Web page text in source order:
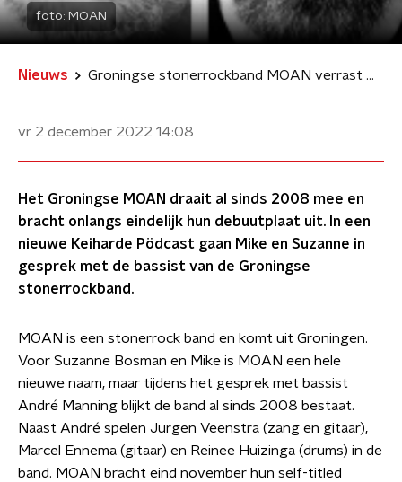
foto: MOAN
Nieuws Groningse stonerrockband MOAN verrast met debuutalbum
vr 2 december 2022 14:08
Het Groningse MOAN draait al sinds 2008 mee en
bracht onlangs eindelijk hun debuutplaat uit. In een
nieuwe Keiharde Pödcast gaan Mike en Suzanne in
gesprek met de bassist van de Groningse
stonerrockband.
MOAN is een stonerrock band en komt uit Groningen.
Voor Suzanne Bosman en Mike is MOAN een hele
nieuwe naam, maar tijdens het gesprek met bassist
André Manning blijkt de band al sinds 2008 bestaat.
Naast André spelen Jurgen Veenstra (zang en gitaar),
Marcel Ennema (gitaar) en Reinee Huizinga (drums) in de
band. MOAN bracht eind november hun self-titled